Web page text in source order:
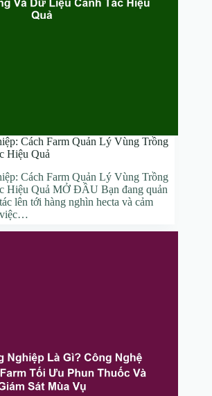
Cách Farm Quản Lý Vùng Trồng
Hiệu Quả
Cách Farm Quản Lý Vùng Trồng
Hiệu Quả MỞ ĐẦU Bạn đang quản
lên tới hàng nghìn hecta và cảm
việc…